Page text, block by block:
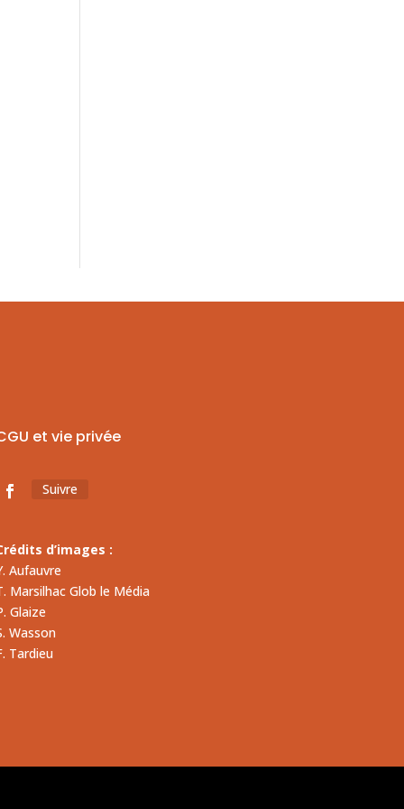
et vie privée
Suivre
d’images :
Aufauvre
Marsilhac Glob le Média
Glaize
Wasson
Tardieu